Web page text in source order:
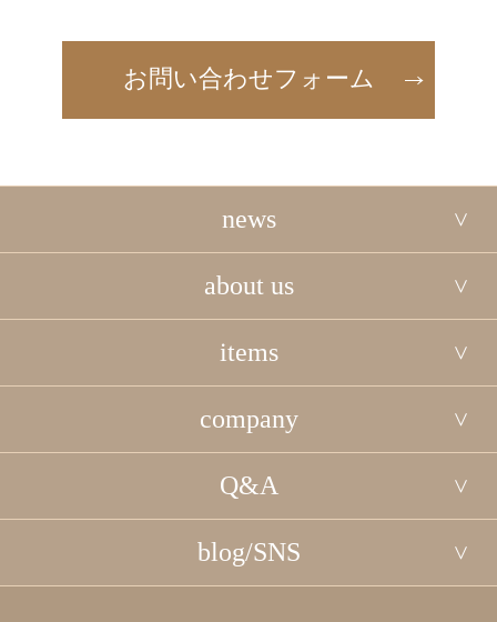
お問い合わせフォーム
news
about us
items
company
Q&A
blog/SNS